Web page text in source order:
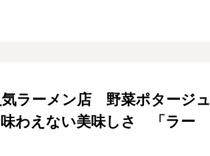
ラーメン店 野菜ポタージュ
わえない美味しさ 「ラー